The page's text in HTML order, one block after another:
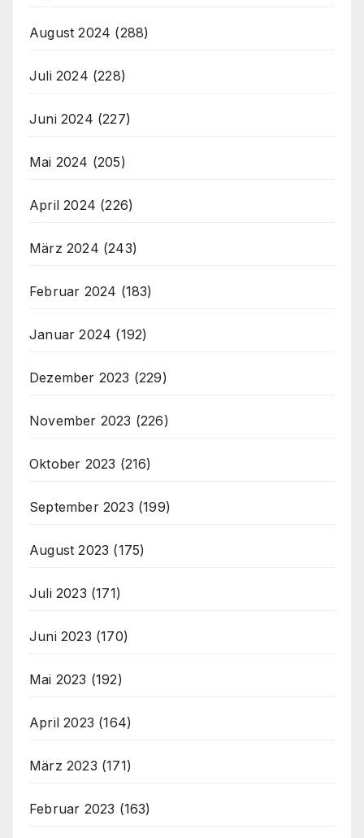
August 2024 (288)
Juli 2024 (228)
Juni 2024 (227)
Mai 2024 (205)
April 2024 (226)
März 2024 (243)
Februar 2024 (183)
Januar 2024 (192)
Dezember 2023 (229)
November 2023 (226)
Oktober 2023 (216)
September 2023 (199)
August 2023 (175)
Juli 2023 (171)
Juni 2023 (170)
Mai 2023 (192)
April 2023 (164)
März 2023 (171)
Februar 2023 (163)